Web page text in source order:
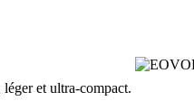
et ultra-compact.